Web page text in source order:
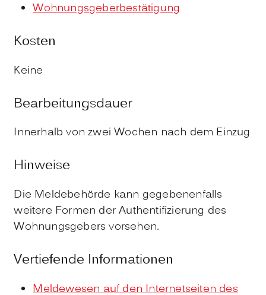
Wohnungsgeberbestätigung
Kosten
Keine
Bearbeitungsdauer
Innerhalb von zwei Wochen nach dem Einzug
Hinweise
Die Meldebehörde kann gegebenenfalls
weitere Formen der Authentifizierung des
Wohnungsgebers vorsehen.
Vertiefende Informationen
Meldewesen auf den Internetseiten des